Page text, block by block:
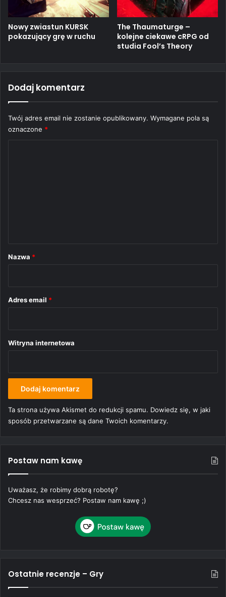
Nowy zwiastun KURSK
pokazujący grę w ruchu
The Thaumaturge –
kolejne ciekawe cRPG od
studia Fool’s Theory
Dodaj komentarz
Twój adres email nie zostanie opublikowany. Wymagane pola są
oznaczone *
r
Nazwa *
Adres email *
Witryna internetowa
Ta strona używa Akismet do redukcji spamu. Dowiedz się, w jaki
sposób przetwarzane są dane Twoich komentarzy.
Postaw nam kawę
Uważasz, że robimy dobrą robotę?
Chcesz nas wesprzeć? Postaw nam kawę ;)
Ostatnie recenzje – Gry